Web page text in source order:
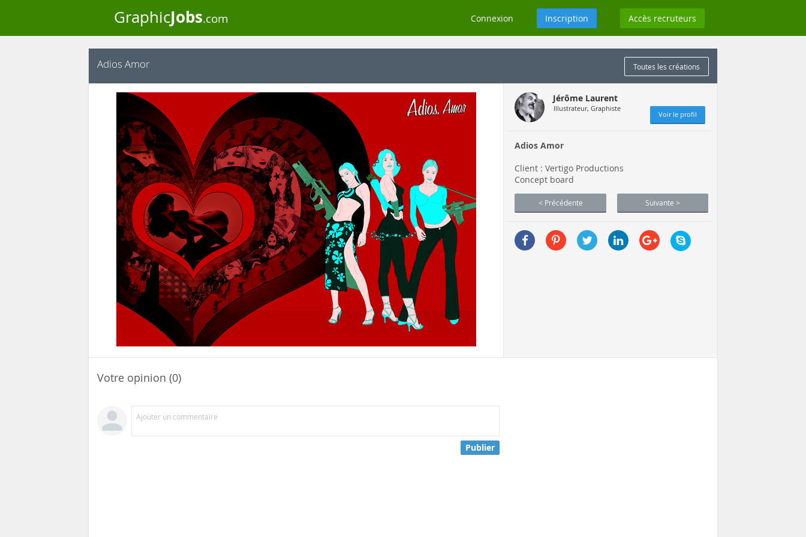
GraphicJobs.com Connexion Inscription Accès recruteurs
Adios Amor Toutes les créations
Jérôme Laurent
Illustrateur, Graphiste
Voir le profil
Adios Amor
Client : Vertigo Productions
Concept board
< Précédente Suivante >
Votre opinion (0)
Ajouter un commentaire
Publier